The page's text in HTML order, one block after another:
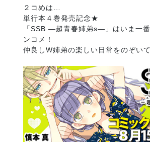
２コめは…
単行本４巻発売記念★
「SSB ―超青春姉弟s―」はいま一番
ンコメ！
仲良しW姉弟の楽しい日常をのぞい